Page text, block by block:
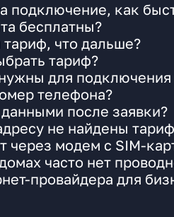
подключение, как
бесплатны?
что дальше?
тариф?
для подключения
телефона?
после заявки?
не найдены
через модем с SIM-
часто нет
провайдера для